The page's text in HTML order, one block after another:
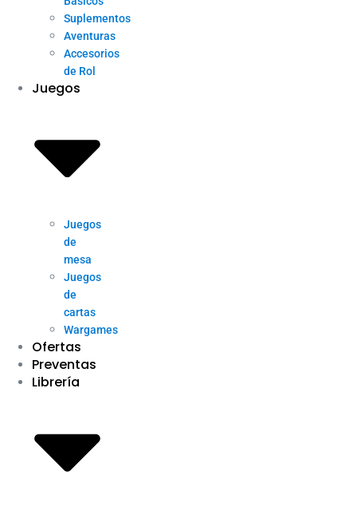
Suplementos
Aventuras
Accesorios
de Rol
Juegos
Juegos
de
mesa
Juegos
de
cartas
Wargames
Ofertas
Preventas
Librería